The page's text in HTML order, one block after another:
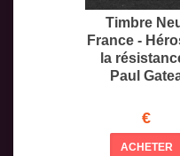
Timbre
France -
la
Paul
€
ACHETER